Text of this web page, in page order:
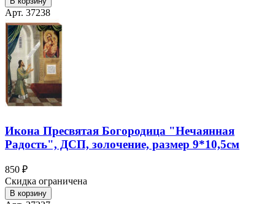
Арт. 37238
Икона Пресвятая Богородица "Нечаянная
Радость", ДСП, золочение, размер 9*10,5см
850 ₽
Скидка ограничена
В корзину